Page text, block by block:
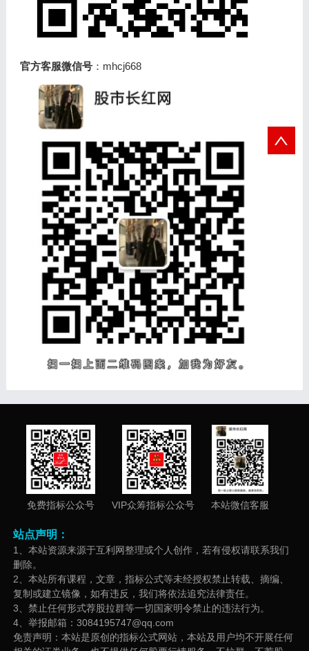
官方客服微信号：mhcj668
免费指标公众号 VIP众筹指标公众号 本站微信客服
站点声明：
1、本站资源来源于互利网整理或个人创作，若有侵权请联系我们
删除。
2、本站所有课程，文章，指标公式等未经授权禁止转载、摘编、
复制或建立镜像，如有违反，我们将依法追究法律责任。
3、禁止任何形式荐股拉群等一切国家明令禁止的违法行为。
4、举报邮箱：3084195747@qq.com
免责声明：本站是原创的指标公式网站，本站及用户均不开展任何